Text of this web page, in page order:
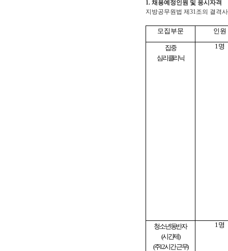
1. 채용예정인원 및 응시자격
지방공무원법 제 31조의 결격
모집부문 인원
집중
심리클리닉
1명
청소년동반자
(시간제)
(주12시간 근무)
1명